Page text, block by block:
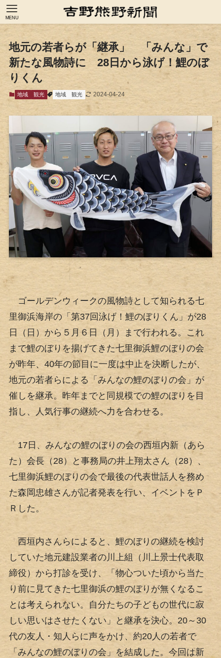
MENU
地元の若者らが「継承」 「みんな」で
新たな風物詩に 28日から泳げ！鯉のぼ
りくん
地域 観光 地域 観光 2024-04-24
ゴールデンウィークの風物詩として知られる七
里御浜海岸の「第37回泳げ！鯉のぼりくん」が28
日（日）から５月６日（月）まで行われる。これ
まで鯉のぼりを揚げてきた七里御浜鯉のぼりの会
が昨年、40年の節目に一度は中止を決断したが、
地元の若者らによる「みんなの鯉のぼりの会」が
催しを継承。昨年までと同規模での鯉のぼりを目
指し、人気行事の継続へ力を合わせる。
17日、みんなの鯉のぼりの会の西垣内新（あら
た）会長（28）と事務局の井上翔太さん（28）、
七里御浜鯉のぼりの会で最後の代表世話人を務め
た森岡忠雄さんが記者発表を行い、イベントをＰ
Ｒした。
西垣内さんらによると、鯉のぼりの継続を検討
していた地元建設業者の川上組（川上景士代表取
締役）から打診を受け、「物心ついた頃から当た
り前に見てきた七里御浜の鯉のぼりが無くなるこ
とは考えられない。自分たちの子どもの世代に寂
しい思いはさせたくない」と継承を決心。20～30
代の友人・知人らに声をかけ、約20人の若者で
「みんなの鯉のぼりの会」を結成した。今回は新